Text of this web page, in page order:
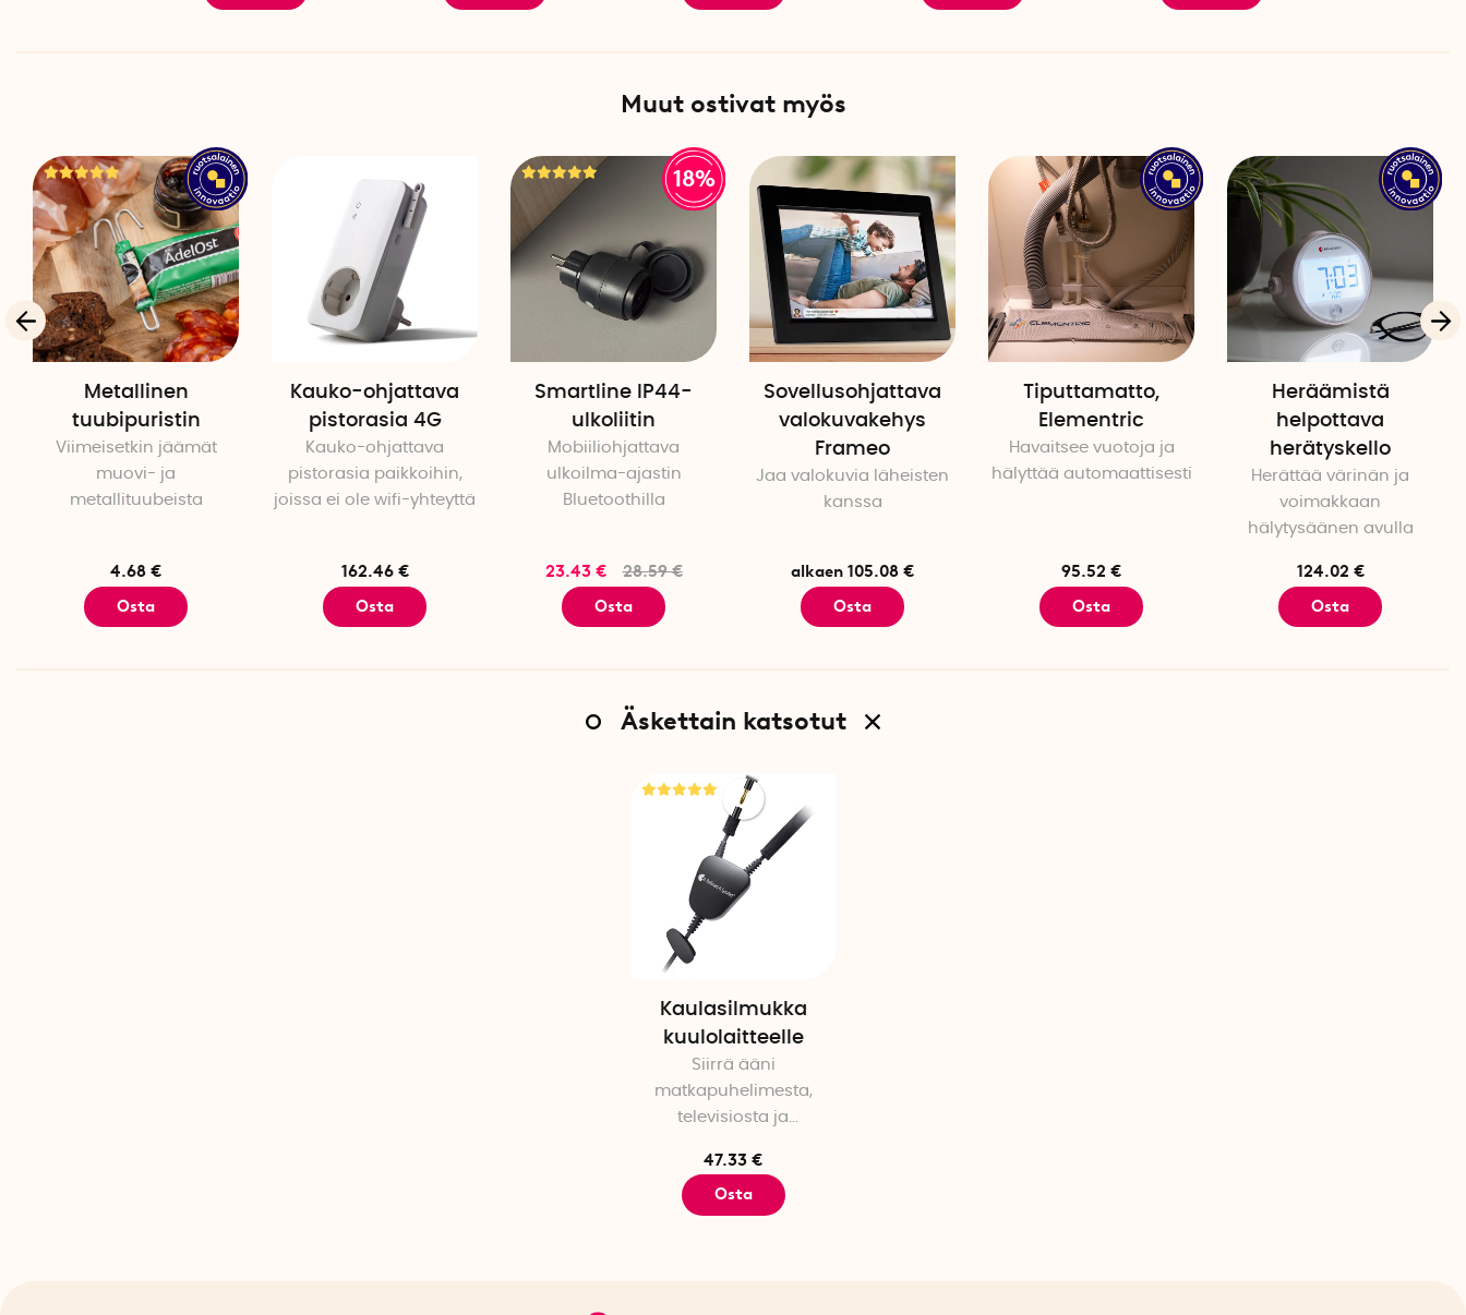
Muut ostivat myös
Metallinen
tuubipuristin
Viimeisetkin jäämät
muovi- ja
metallituubeista
4.68 €
Osta
Kauko-ohjattava
pistorasia 4G
Kauko-ohjattava
pistorasia paikkoihin,
joissa ei ole wifi-yhteyttä
162.46 €
Osta
18%
Smartline IP44-
ulkoliitin
Mobiiliohjattava
ulkoilma-ajastin
Bluetoothilla
23.43 €
28.59 €
Osta
Sovellusohjattava
valokuvakehys
Frameo
Jaa valokuvia läheisten
kanssa
alkaen 105.08 €
Osta
Tiputtamatto,
Elementric
Havaitsee vuotoja ja
hälyttää automaattisesti
95.52 €
Osta
Heräämistä
helpottava
herätyskello
Herättää värinän ja
voimakkaan
hälytysäänen avulla
124.02 €
Osta
Äskettain katsotut
Kaulasilmukka
kuulolaitteelle
Siirrä ääni
matkapuhelimesta,
televisiosta ja
kuulolaitteeseen
47.33 €
Osta